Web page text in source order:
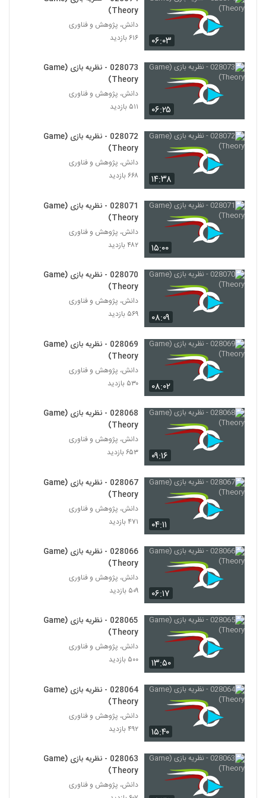
028065 - نظریه بازی (Game Theory)
66
028066 - نظریه بازی (Game Theory)
۵۰۹ بازدید
028067 - نظریه بازی (Game Theory)
۴۷۱ بازدید
028068 - نظریه بازی (Game Theory)
69
۵۳۰ بازدید
70
028070 - نظریه بازی (Game Theory)
۵۶۹ بازدید
028071 - نظریه بازی (Game Theory)
72
۶۶۸ بازدید
73
028073 - نظریه بازی (Game Theory)
۵۱۱ بازدید
028074 - نظریه بازی (Game Theory)
75
028075 - نظریه بازی (Game Theory)
۵۵۳ بازدید
Thinking)
Thinking)
۶۰۷ بازدید
78
028078 - تفکر سیستمی (Systems
Thinking)
Thinking)
۵۰۵ بازدید
028080 - تفکر سیستمی (Systems
Thinking)
۵۴۱ بازدید
81
028081 - تفکر سیستمی (Systems
Thinking)
۰۶:۰۳
Theory)
دانش، پژوهش و فناوری
۶۱۶ بازدید
۰۶:۲۵
028073 - نظریه بازی (Game
Theory)
دانش، پژوهش و فناوری
۵۱۱ بازدید
۱۴:۳۸
028072 - نظریه بازی (Game
Theory)
دانش، پژوهش و فناوری
۶۶۸ بازدید
۱۵:۰۰
028071 - نظریه بازی (Game
Theory)
دانش، پژوهش و فناوری
۴۸۲ بازدید
۰۸:۰۹
028070 - نظریه بازی (Game
Theory)
دانش، پژوهش و فناوری
۵۶۹ بازدید
۰۸:۰۲
028069 - نظریه بازی (Game
Theory)
دانش، پژوهش و فناوری
۵۳۰ بازدید
۰۹:۱۶
028068 - نظریه بازی (Game
Theory)
دانش، پژوهش و فناوری
۶۵۳ بازدید
۰۴:۱۱
028067 - نظریه بازی (Game
Theory)
دانش، پژوهش و فناوری
۴۷۱ بازدید
۰۶:۱۷
028066 - نظریه بازی (Game
Theory)
دانش، پژوهش و فناوری
۵۰۹ بازدید
۱۳:۵۰
028065 - نظریه بازی (Game
Theory)
دانش، پژوهش و فناوری
۵۰۰ بازدید
۱۵:۴۰
028064 - نظریه بازی (Game
Theory)
دانش، پژوهش و فناوری
۴۹۲ بازدید
028063 - نظریه بازی (Game
Theory)
دانش، پژوهش و فناوری